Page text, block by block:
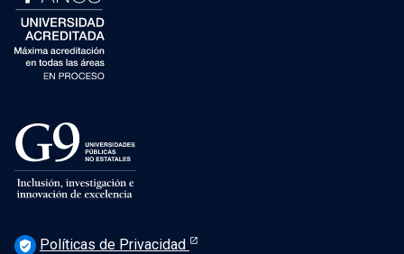
verified_user Políticas de Privacidad